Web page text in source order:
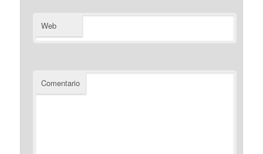
Web
Comentario